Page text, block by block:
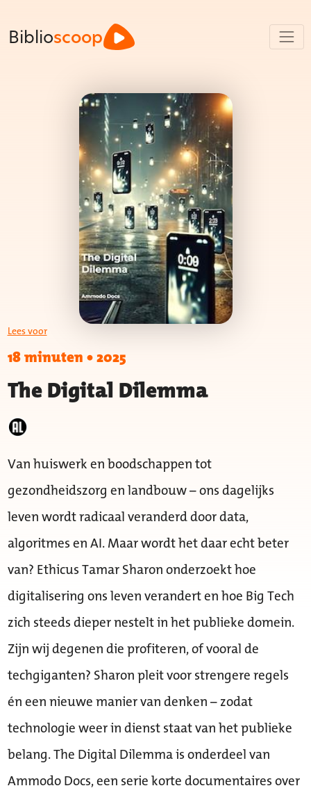
Biblioscoop
Lees voor
18 minuten•2025
The Digital Dilemma
Van huiswerk en boodschappen tot
gezondheidszorg en landbouw – ons dagelijks
leven wordt radicaal veranderd door data,
algoritmes en AI. Maar wordt het daar echt beter
van? Ethicus Tamar Sharon onderzoekt hoe
digitalisering ons leven verandert en hoe Big Tech
zich steeds dieper nestelt in het publieke domein.
Zijn wij degenen die profiteren, of vooral de
techgiganten? Sharon pleit voor strengere regels
én een nieuwe manier van denken – zodat
technologie weer in dienst staat van het publieke
belang. The Digital Dilemma is onderdeel van
Ammodo Docs, een serie korte documentaires over